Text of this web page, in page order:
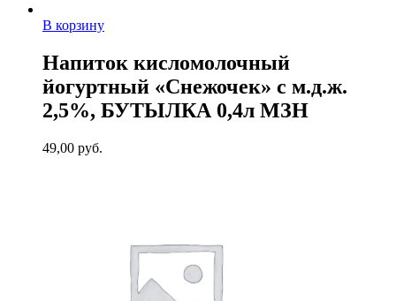
В корзину
Напиток кисломолочный
йогуртный «Снежочек» с м.д.ж.
2,5%, БУТЫЛКА 0,4л МЗН
49,00 руб.